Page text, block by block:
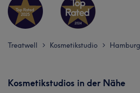
Treatwell > Kosmetikstudio >
Kosmetikstudios in der Nähe